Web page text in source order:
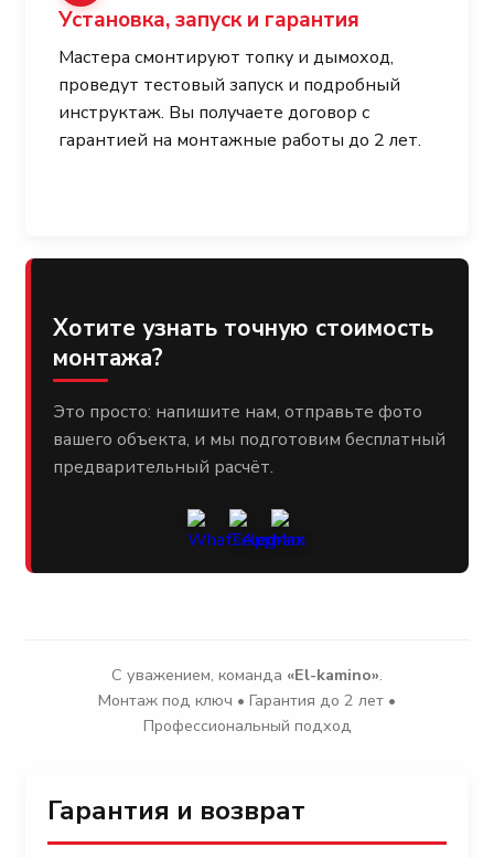
Установка, запуск и гарантия
Мастера смонтируют топку и дымоход,
проведут тестовый запуск и подробный
инструктаж. Вы получаете договор с
гарантией на монтажные работы до 2 лет.
Хотите узнать точную стоимость
монтажа?
Это просто: напишите нам, отправьте фото
вашего объекта, и мы подготовим бесплатный
предварительный расчёт.
С уважением, команда «El-kamino».
Монтаж под ключ • Гарантия до 2 лет •
Профессиональный подход
Гарантия и возврат